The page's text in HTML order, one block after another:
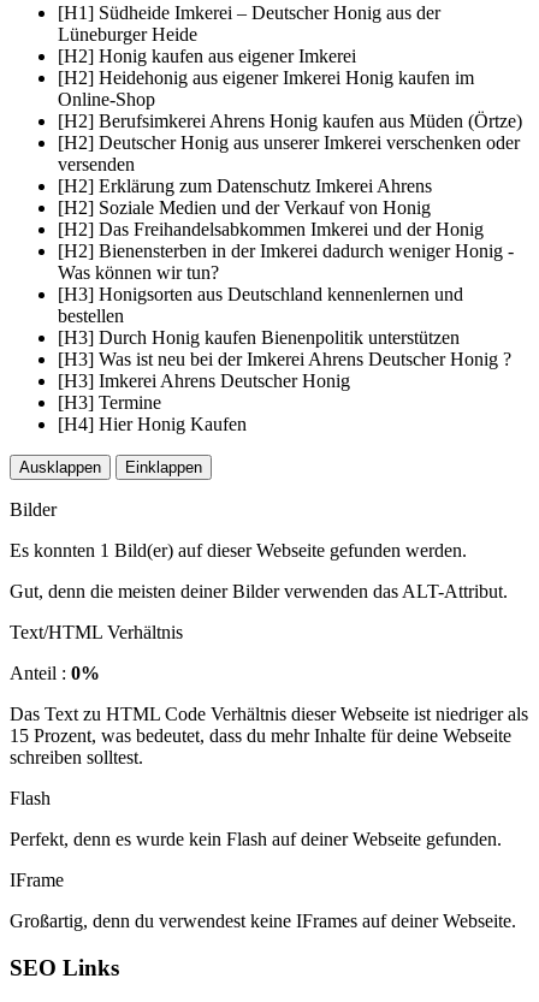
[H1] Südheide Imkerei – Deutscher Honig aus der
Lüneburger Heide
[H2] Honig kaufen aus eigener Imkerei
[H2] Heidehonig aus eigener Imkerei Honig kaufen im
Online-Shop
[H2] Berufsimkerei Ahrens Honig kaufen aus Müden (Örtze)
[H2] Deutscher Honig aus unserer Imkerei verschenken oder
versenden
[H2] Erklärung zum Datenschutz Imkerei Ahrens
[H2] Soziale Medien und der Verkauf von Honig
[H2] Das Freihandelsabkommen Imkerei und der Honig
[H2] Bienensterben in der Imkerei dadurch weniger Honig -
Was können wir tun?
[H3] Honigsorten aus Deutschland kennenlernen und
bestellen
[H3] Durch Honig kaufen Bienenpolitik unterstützen
[H3] Was ist neu bei der Imkerei Ahrens Deutscher Honig ?
[H3] Imkerei Ahrens Deutscher Honig
[H3] Termine
[H4] Hier Honig Kaufen
Ausklappen Einklappen
Bilder
Es konnten 1 Bild(er) auf dieser Webseite gefunden werden.
Gut, denn die meisten deiner Bilder verwenden das ALT-Attribut.
Text/HTML Verhältnis
Anteil : 0%
Das Text zu HTML Code Verhältnis dieser Webseite ist niedriger als
15 Prozent, was bedeutet, dass du mehr Inhalte für deine Webseite
schreiben solltest.
Flash
Perfekt, denn es wurde kein Flash auf deiner Webseite gefunden.
IFrame
Großartig, denn du verwendest keine IFrames auf deiner Webseite.
SEO Links